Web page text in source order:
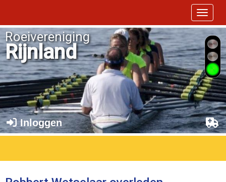
Toggle
Roeivereniging
Rijnland
Inloggen